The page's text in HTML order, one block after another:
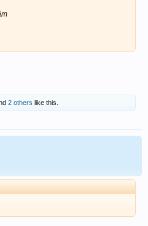
2 others like this.